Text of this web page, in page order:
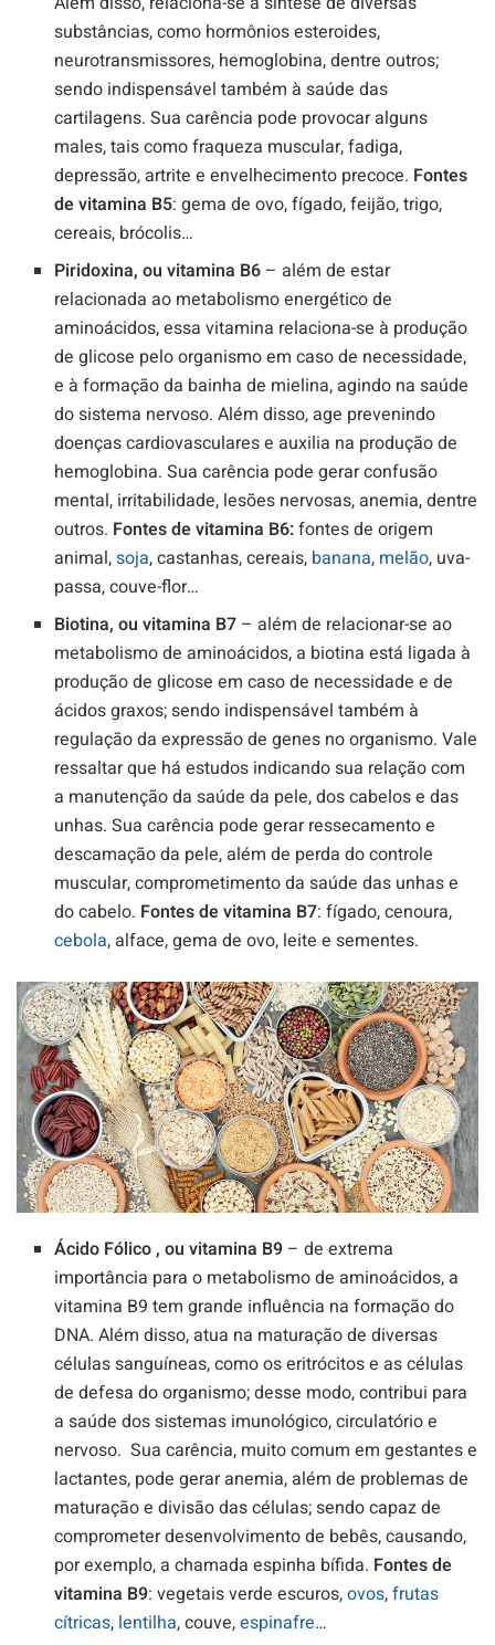
substâncias, como hormônios esteroides,
neurotransmissores, hemoglobina, dentre outros;
sendo indispensável também à saúde das
cartilagens. Sua carência pode provocar alguns
males, tais como fraqueza muscular, fadiga,
depressão, artrite e envelhecimento precoce. Fontes
de vitamina B5: gema de ovo, fígado, feijão, trigo,
cereais, brócolis…
Piridoxina, ou vitamina B6 – além de estar
relacionada ao metabolismo energético de
aminoácidos, essa vitamina relaciona-se à produção
de glicose pelo organismo em caso de necessidade,
e à formação da bainha de mielina, agindo na saúde
do sistema nervoso. Além disso, age prevenindo
doenças cardiovasculares e auxilia na produção de
hemoglobina. Sua carência pode gerar confusão
mental, irritabilidade, lesões nervosas, anemia, dentre
outros. Fontes de vitamina B6:fontes de origem
animal,soja, castanhas, cereais, banana, melão, uva-
passa, couve-flor…
Biotina, ou vitamina B7 – além de relacionar-se ao
metabolismo de aminoácidos, a biotina está ligada à
produção de glicose em caso de necessidade e de
ácidos graxos; sendo indispensável também à
regulação da expressão de genes no organismo. Vale
ressaltar que há estudos indicando sua relação com
a manutenção da saúde da pele, dos cabelos e das
unhas. Sua carência pode gerar ressecamento e
descamação da pele, além de perda do controle
muscular, comprometimento da saúde das unhas e
do cabelo. Fontes de vitamina B7: fígado, cenoura,
cebola, alface, gema de ovo, leite e sementes.
Ácido Fólico , ou vitamina B9 – de extrema
importância para o metabolismo de aminoácidos, a
vitamina B9 tem grande influência na formação do
DNA. Além disso, atua na maturação de diversas
células sanguíneas, como os eritrócitos e as células
de defesa do organismo; desse modo, contribui para
a saúde dos sistemas imunológico, circulatório e
nervoso. Sua carência, muito comum em gestantes e
lactantes, pode gerar anemia, além de problemas de
maturação e divisão das células; sendo capaz de
comprometer desenvolvimento de bebês, causando,
por exemplo, a chamada espinha bífida. Fontes de
vitamina B9: vegetais verde escuros,ovos,frutas
cítricas, lentilha, couve,espinafre…